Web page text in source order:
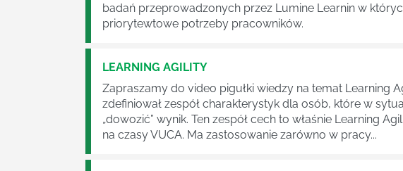
badań przeprowadzonych przez Lumine Learnin w
priorytewtowe potrzeby pracowników.
LEARNING AGILITY
Zapraszamy do video pigułki wiedzy na temat Learning
zdefiniował zespół charakterystyk dla osób, które w
„dowozić” wynik. Ten zespół cech to właśnie Learning
na czasy VUCA. Ma zastosowanie zarówno w pracy...